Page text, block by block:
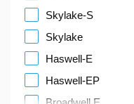
Skylake-S
Skylake
Haswell-E
Haswell-EP